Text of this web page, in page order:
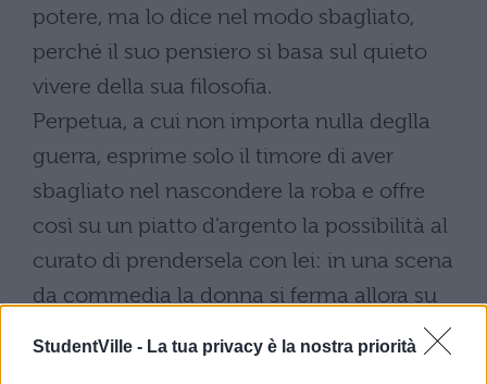
StudentVille - La tua privacy è la nostra priorità
potere, ma lo dice nel modo sbagliato,
perché il suo pensiero si basa sul quieto
vivere della sua filosofia.
Perpetua, a cui non importa nulla deglla
guerra, esprime solo il timore di aver
sbagliato nel nascondere la roba e offre
così su un piatto d’argento la possibilità al
curato di prendersela con lei: in una scena
da commedia la donna si ferma allora su
due piedi (come nel capitolo I) e risponde a